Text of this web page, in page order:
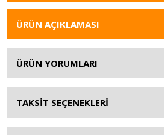
ÜRÜN AÇIKLAMASI
ÜRÜN YORUMLARI
TAKSİT SEÇENEKLERİ